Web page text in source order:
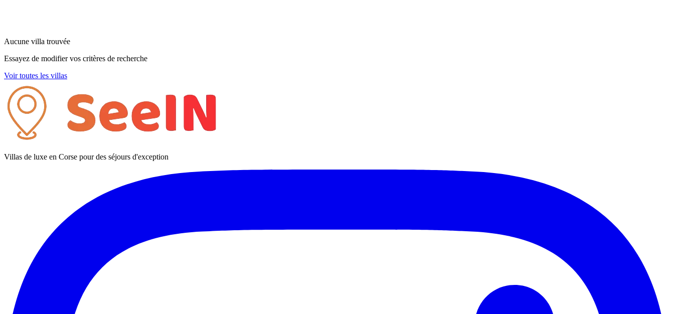
Aucune villa trouvée
Essayez de modifier vos critères de recherche
Voir toutes les villas
Villas de luxe en Corse pour des séjours d'exception